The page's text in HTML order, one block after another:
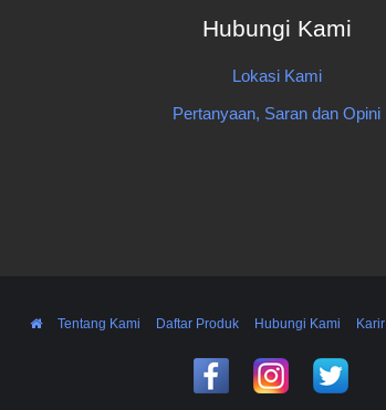
Hubungi Kami
Lokasi Kami
Pertanyaan, Saran dan Opini
Tentang Kami Daftar Produk Hubungi Kami Karir